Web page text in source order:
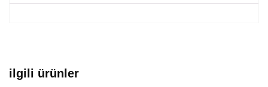
ilgili ürünler